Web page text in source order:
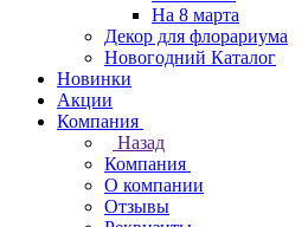
На 8 марта
Декор для флорариума
Новогодний Каталог
Новинки
Акции
Компания
Назад
Компания
О компании
Отзывы